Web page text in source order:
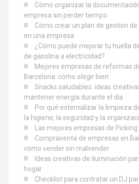
Cómo organizar la
empresa sin perder tiempo
Cómo crear un plan de gestión
en una empresa
¿Cómo puede mejorar tu huella
de gasolina a electricidad?
Mejores empresas de reformas
Barcelona: cómo elegir bien
Snacks saludables: ideas
mantener energía durante el día
Por qué externalizar la limpieza
la higiene, la seguridad y la
Las mejores empresas de
Compraventa de empresas en
cómo vender sin malvender
Ideas creativas de iluminación
hogar
Checklist para contratar un DJ